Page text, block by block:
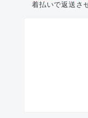
着払いで返送さ